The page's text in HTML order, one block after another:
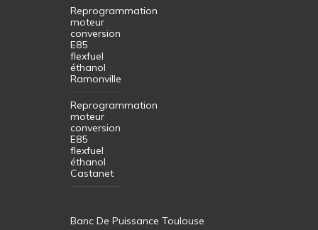
Reprogrammation
moteur
conversion
E85
flexfuel
éthanol
Ramonville
Reprogrammation
moteur
conversion
E85
flexfuel
éthanol
Castanet
Banc De Puissance Toulouse